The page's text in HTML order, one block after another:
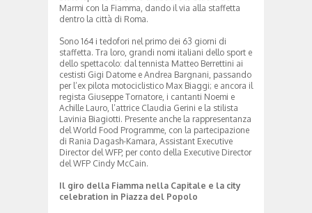
Marmi con la Fiamma, dando il via alla staffetta
dentro la città di Roma.
Sono 164 i tedofori nel primo dei 63 giorni di
staffetta. Tra loro, grandi nomi italiani dello sport e
dello spettacolo: dal tennista Matteo Berrettini ai
cestisti Gigi Datome e Andrea Bargnani, passando
per l’ex pilota motociclistico Max Biaggi; e ancora il
regista Giuseppe Tornatore, i cantanti Noemi e
Achille Lauro, l’attrice Claudia Gerini e la stilista
Lavinia Biagiotti. Presente anche la rappresentanza
del World Food Programme, con la partecipazione
di Rania Dagash-Kamara, Assistant Executive
Director del WFP, per conto della Executive Director
del WFP Cindy McCain.
Il giro della Fiamma nella Capitale e la city
celebration in Piazza del Popolo